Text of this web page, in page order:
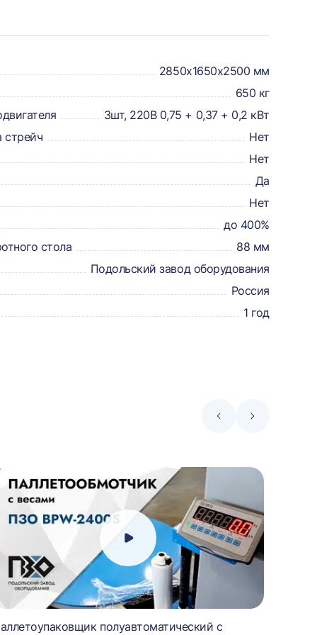
2850х1650х2500 мм
650 кг
3шт, 220В 0,75 + 0,37 + 0,2 кВт
стрейч
Нет
Нет
Да
Нет
до 400%
стола
88 мм
Подольский завод оборудования
Россия
1 год
СтрелкаСтрелка
полуавтоматический с